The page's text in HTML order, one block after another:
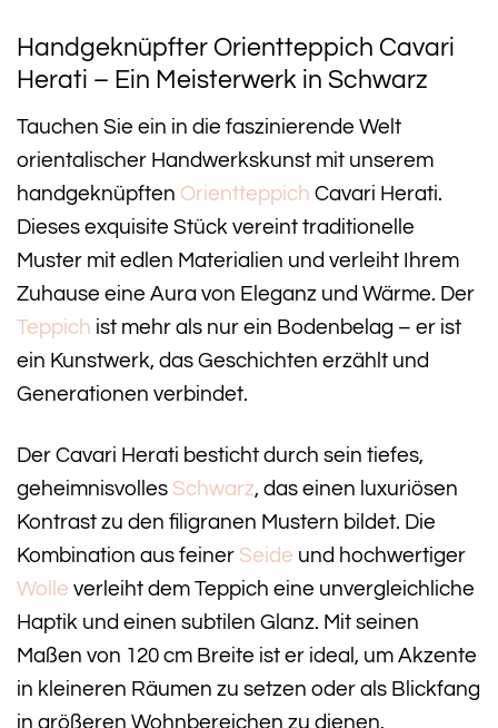
Handgeknüpfter Orientteppich Cavari
Herati – Ein Meisterwerk in Schwarz
Tauchen Sie ein in die faszinierende Welt
orientalischer Handwerkskunst mit unserem
handgeknüpften Orientteppich Cavari Herati.
Dieses exquisite Stück vereint traditionelle
Muster mit edlen Materialien und verleiht Ihrem
Zuhause eine Aura von Eleganz und Wärme. Der
Teppich ist mehr als nur ein Bodenbelag – er ist
ein Kunstwerk, das Geschichten erzählt und
Generationen verbindet.
Der Cavari Herati besticht durch sein tiefes,
geheimnisvolles Schwarz, das einen luxuriösen
Kontrast zu den filigranen Mustern bildet. Die
Kombination aus feiner Seide und hochwertiger
Wolle verleiht dem Teppich eine unvergleichliche
Haptik und einen subtilen Glanz. Mit seinen
Maßen von 120 cm Breite ist er ideal, um Akzente
in kleineren Räumen zu setzen oder als Blickfang
in größeren Wohnbereichen zu dienen.